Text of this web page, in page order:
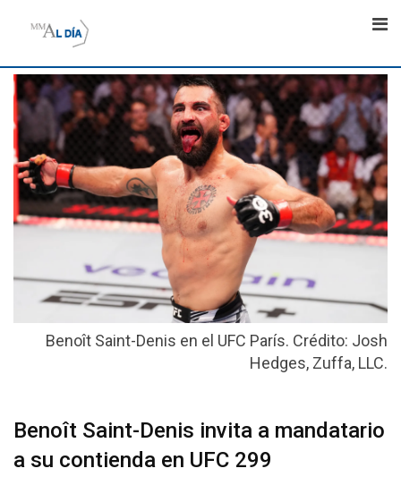
Benoît Saint-Denis en el UFC París. Crédito: Josh
Hedges, Zuffa, LLC.
Benoît Saint-Denis invita a mandatario
a su contienda en UFC 299